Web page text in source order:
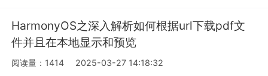
HarmonyOS之深入解析如何根据url下载pdf文
件并且在本地显示和预览
阅读量：1414 2025-03-27 14:18:32